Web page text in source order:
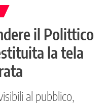
il Polittico
la tela
al pubblico,